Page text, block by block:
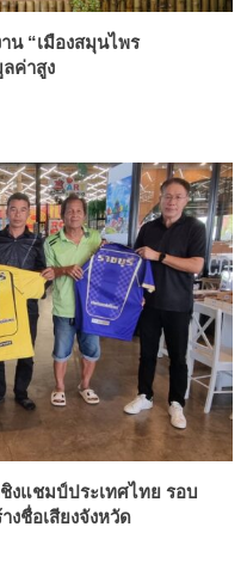
น “เมืองสมุนไพร
ค่าสูง
งแชมป์ประเทศไทย รอบ
งชื่อเสียงจังหวัด